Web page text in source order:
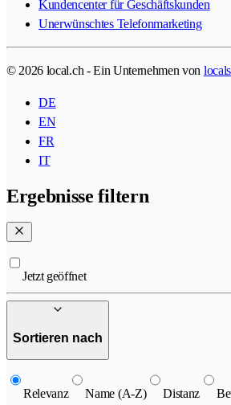
Kundencenter für Geschäftskunden
Unerwünschtes Telefonmarketing
© 2026 local.ch - Ein Unternehmen von
DE
EN
FR
IT
Ergebnisse filtern
Jetzt geöffnet
Sortieren nach
Relevanz Name (A-Z) Distanz